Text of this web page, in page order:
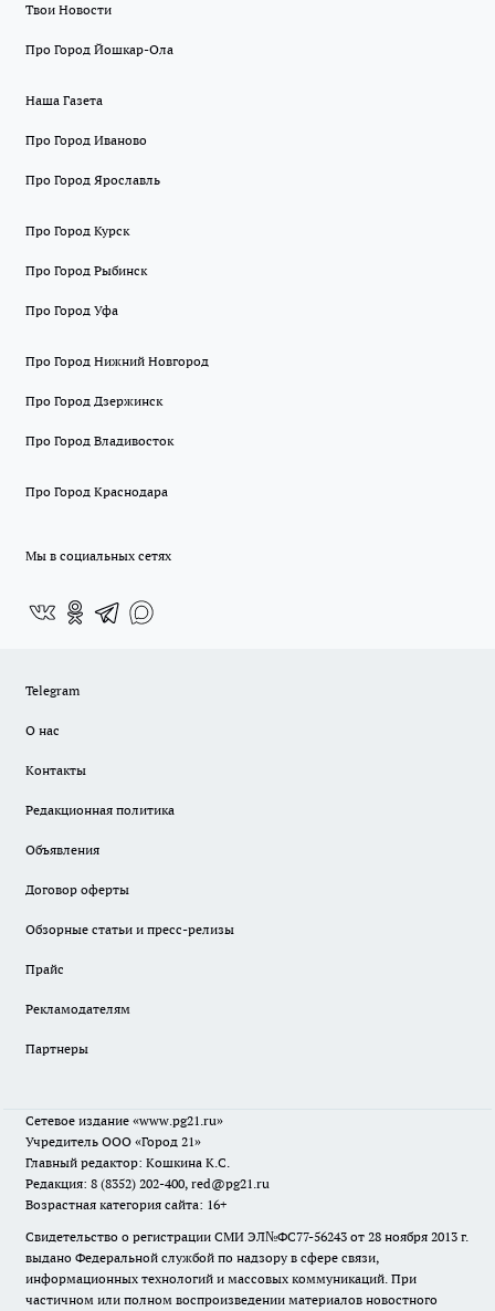
Твои Новости
Про Город Йошкар-Ола
Наша Газета
Про Город Иваново
Про Город Ярославль
Про Город Курск
Про Город Рыбинск
Про Город Уфа
Про Город Нижний Новгород
Про Город Дзержинск
Про Город Владивосток
Про Город Краснодара
Мы в социальных сетях
Telegram
О нас
Контакты
Редакционная политика
Объявления
Договор оферты
Обзорные статьи и пресс-релизы
Прайс
Рекламодателям
Партнеры
Сетевое издание «www.pg21.ru»
Учредитель ООО «Город 21»
Главный редактор: Кошкина К.С.
Редакция: 8 (8352) 202-400, red@pg21.ru
Возрастная категория сайта: 16+
Свидетельство о регистрации СМИ ЭЛ№ФС77-56243 от 28 ноября 2013 г.
выдано Федеральной службой по надзору в сфере связи,
информационных технологий и массовых коммуникаций. При
частичном или полном воспроизведении материалов новостного